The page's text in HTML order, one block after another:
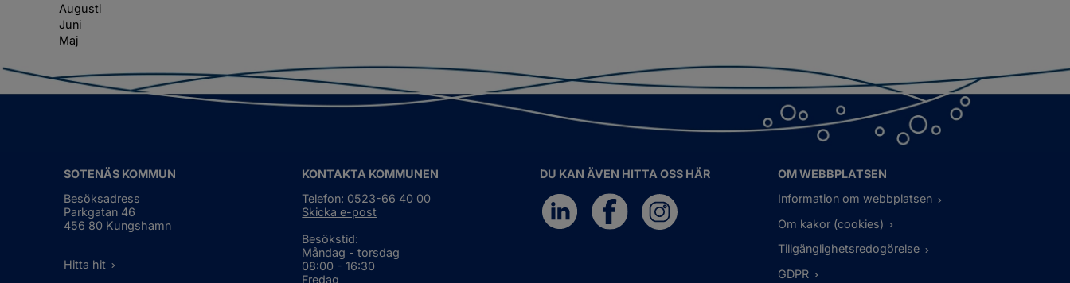
Augusti
Juni
Maj
SOTENÄS KOMMUN
Besöksadress
Parkgatan 46
456 80 Kungshamn
Hitta hit
KONTAKTA KOMMUNEN
Telefon: 0523-66 40 00
Skicka e-post
Besökstid:
Måndag - torsdag
08:00 - 16:30
Fredag
DU KAN ÄVEN HITTA OSS HÄR
OM WEBBPLATSEN
Information om webbplatsen
Om kakor (cookies)
Tillgänglighetsredogörelse
GDPR